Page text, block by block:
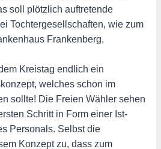
soll plötzlich auftretende
Tochtergesellschaften, wie zum
Frankenberg,
Kreistag endlich ein
welches schon im
sollte! Die Freien Wähler sehen
Schritt in Form einer Ist-
Personals. Selbst die
Konzept zu, dass zum